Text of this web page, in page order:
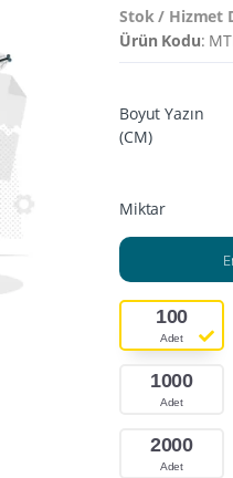
Stok / Hizmet
Ürün Kodu:
Boyut Yazın
(CM)
Miktar
100
Adet
1000
Adet
2000
Adet